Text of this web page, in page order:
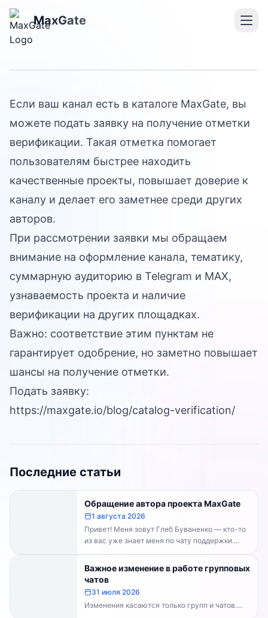
MaxGate
Верификация в каталоге
MaxGate
Если ваш канал есть в каталоге MaxGate, вы
можете подать заявку на получение отметки
верификации. Такая отметка помогает
пользователям быстрее находить
качественные проекты, повышает доверие к
каналу и делает его заметнее среди других
авторов.
При рассмотрении заявки мы обращаем
внимание на оформление канала, тематику,
суммарную аудиторию в Telegram и MAX,
узнаваемость проекта и наличие
верификации на других площадках.
Важно: соответствие этим пунктам не
гарантирует одобрение, но заметно повышает
шансы на получение отметки.
Подать заявку:
https://maxgate.io/blog/catalog-verification/
Последние статьи
Обращение автора проекта MaxGate
1 августа 2026
Привет! Меня зовут Глеб Буваненко — кто-то
из вас уже знает меня по чату поддержки....
Важное изменение в работе групповых
чатов
31 июля 2026
Изменения касаются только групп и чатов.